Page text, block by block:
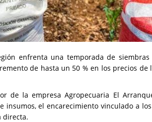
enfrenta una temporada de
de hasta un 50 % en los precios de
de la empresa Agropecuaria El
insumos, el encarecimiento vinculado a
directa.